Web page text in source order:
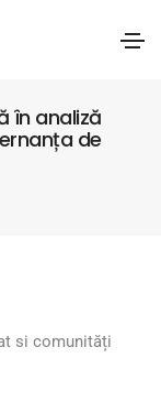
în analiză
de
si comunități